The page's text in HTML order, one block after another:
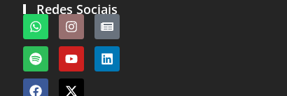
Redes Sociais